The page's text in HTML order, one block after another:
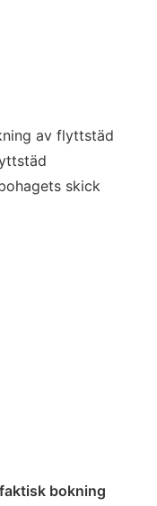
av flyttstäd
skick
bokning